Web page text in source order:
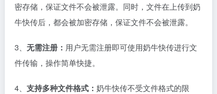
密存储，保证文件不会被泄露。同时，文件在上传到奶
牛快传后，都会被加密存储，保证文件不会被泄露。
3、 无需注册： 用户无需注册即可使用奶牛快传进行文
件传输，操作简单快捷。
4、 支持多种文件格式： 奶牛快传不受文件格式的限